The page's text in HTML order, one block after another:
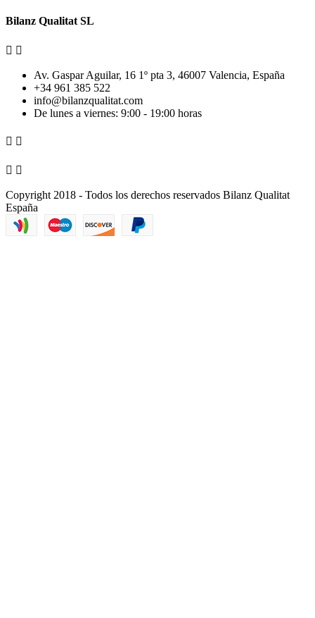
Bilanz Qualitat SL
 
Av. Gaspar Aguilar, 16 1º pta 3, 46007 Valencia, España
+34 961 385 522
info@bilanzqualitat.com
De lunes a viernes: 9:00 - 19:00 horas
 
 
Copyright 2018 - Todos los derechos reservados Bilanz Qualitat
España